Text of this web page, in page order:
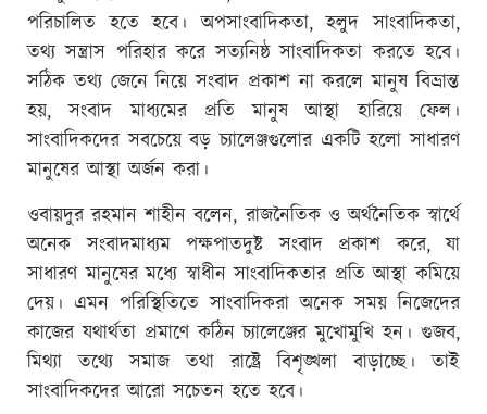
পরিচালিত হতে হবে। অপসাংবাদিকতা, হলুদ সাংবাদিকতা,
তথ্য সন্ত্রাস পরিহার করে সত্যনিষ্ঠ সাংবাদিকতা করতে হবে।
সঠিক তথ্য জেনে নিয়ে সংবাদ প্রকাশ না করলে মানুষ বিভ্রান্ত
হয়, সংবাদ মাধ্যমের প্রতি মানুষ আস্থা হারিয়ে ফেল।
সাংবাদিকদের সবচেয়ে বড় চ্যালেঞ্জগুলোর একটি হলো সাধারণ
মানুষের আস্থা অর্জন করা।
ওবায়দুর রহমান শাহীন বলেন, রাজনৈতিক ও অর্থনৈতিক স্বার্থে
অনেক সংবাদমাধ্যম পক্ষপাতদুষ্ট সংবাদ প্রকাশ করে, যা
সাধারণ মানুষের মধ্যে স্বাধীন সাংবাদিকতার প্রতি আস্থা কমিয়ে
দেয়। এমন পরিস্থিতিতে সাংবাদিকরা অনেক সময় নিজেদের
কাজের যথার্থতা প্রমাণে কঠিন চ্যালেঞ্জের মুখোমুখি হন। গুজব,
মিথ্যা তথ্যে সমাজ তথা রাষ্ট্রে বিশৃঙ্খলা বাড়াচ্ছে। তাই
সাংবাদিকদের আরো সচেতন হতে হবে।